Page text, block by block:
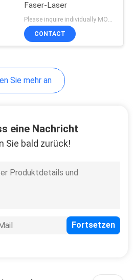
Faser-Laser
Please inquire individually MOQ:1
CONTACT
Sie mehr an
eine Nachricht
Sie bald zurück!